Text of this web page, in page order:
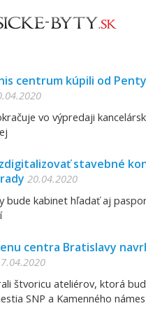
centrum kúpili od
vo výpredaji
stavebné
20.04.2020
bude kabinet hľadať aj
centra Bratislavy
štvoricu ateliérov, ktorá
SNP a Kamenného